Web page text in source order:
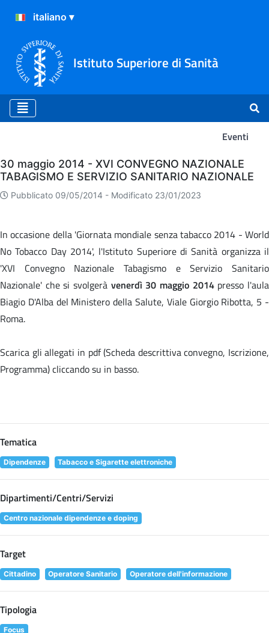
Istituto Superiore di Sanità
Eventi
Eventi
30 maggio 2014 - XVI CONVEGNO NAZIONALE
TABAGISMO E SERVIZIO SANITARIO NAZIONALE
Pubblicato 09/05/2014 - Modificato 23/01/2023
In occasione della 'Giornata mondiale senza tabacco 2014 - World
No Tobacco Day 2014', l'Istituto Superiore di Sanità organizza il
'XVI Convegno Nazionale Tabagismo e Servizio Sanitario
Nazionale' che si svolgerà venerdì 30 maggio 2014presso l'aula
Biagio D'Alba del Ministero della Salute, Viale Giorgio Ribotta, 5 -
Roma.
Scarica gli allegati in pdf (Scheda descrittiva convegno, Iscrizione,
Programma) cliccando su in basso.
Tematica
Dipendenze Tabacco e Sigarette elettroniche
Dipartimenti/Centri/Servizi
Centro nazionale dipendenze e doping
Target
Cittadino Operatore Sanitario Operatore dell'informazione
Tipologia
Focus